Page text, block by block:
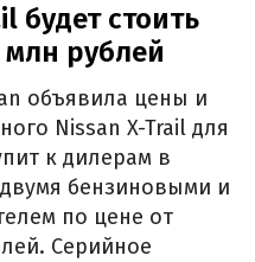
будет стоить
рублей
объявила цены и
Nissan X-Trail для
к дилерам в
бензиновыми и
по цене от
Серийное